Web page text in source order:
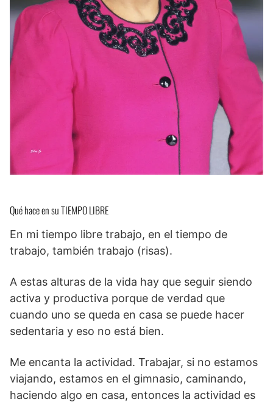
Qué hace en su TIEMPO LIBRE
En mi tiempo libre trabajo, en el tiempo de
trabajo, también trabajo (risas).
A estas alturas de la vida hay que seguir siendo
activa y productiva porque de verdad que
cuando uno se queda en casa se puede hacer
sedentaria y eso no está bien.
Me encanta la actividad. Trabajar, si no estamos
viajando, estamos en el gimnasio, caminando,
haciendo algo en casa, entonces la actividad es